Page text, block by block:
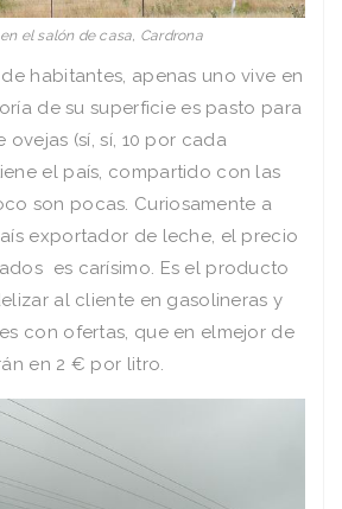
el salón de casa, Cardrona
habitantes, apenas uno vive en
de su superficie es pasto para
ovejas (sí, sí, 10 por cada
el país, compartido con las
son pocas. Curiosamente a
exportador de leche, el precio
es carísimo. Es el producto
al cliente en gasolineras y
con ofertas, que en elmejor de
en 2 € por litro.